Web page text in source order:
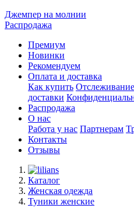
Джемпер на молнии
Распродажа
Премиум
Новинки
Рекомендуем
Оплата и доставка
Как купить
доставки
Распродажа
О нас
Работа у нас Партнерам
Контакты
Отзывы
Каталог
Женская одежда
Туники женские